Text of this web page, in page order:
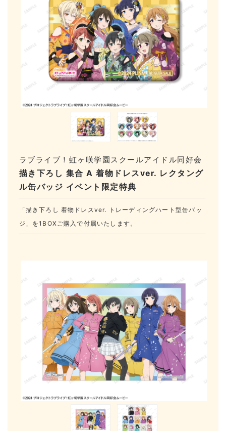
描き下ろし 集合 A 着物ドレスver. レクタング
ル缶バッジ イベント限定特典
ラブライブ！虹ヶ咲学園スクールアイドル同好会
「描き下ろし 着物ドレスver. トレーディングハート型缶バッ
ジ」を1BOXご購入で付属いたします。